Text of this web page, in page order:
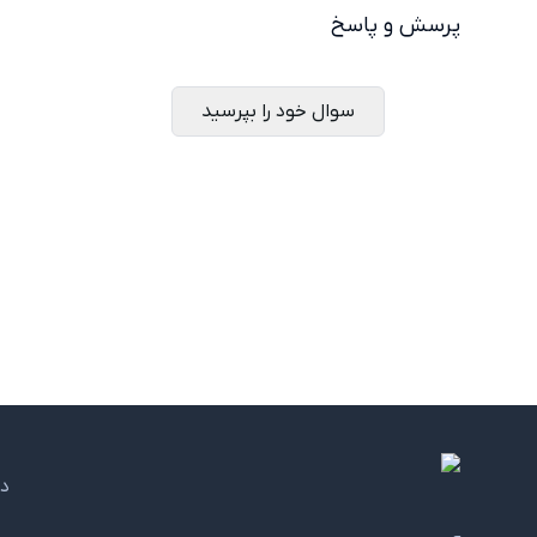
پرسش و پاسخ
سوال خود را بپرسید